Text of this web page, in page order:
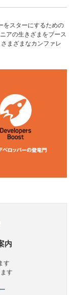
をスターにするための
アの生きざまをブース
まざまなカンファレ
内
す
す